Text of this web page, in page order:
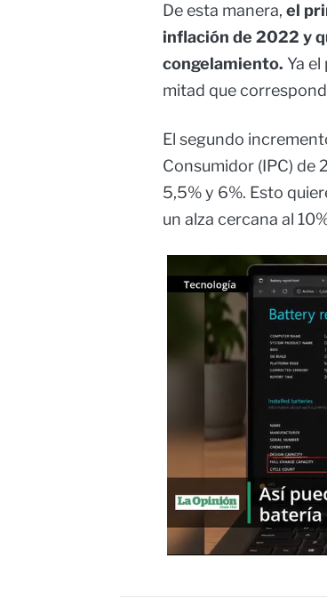
De esta manera, el
inflación de 2022 y
congelamiento. Ya
mitad que
El segundo
Consumidor (IPC) de
5,5% y 6%. Esto
un alza cercana al